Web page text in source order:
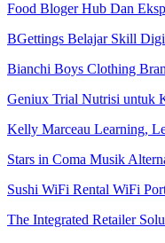
Food Bloger Hub Dan
BGettings Belajar Skill
Bianchi Boys Clothing
Geniux Trial Nutrisi untuk
Kelly Marceau Learning,
Stars in Coma Musik
Sushi WiFi Rental WiFi
The Integrated Retailer